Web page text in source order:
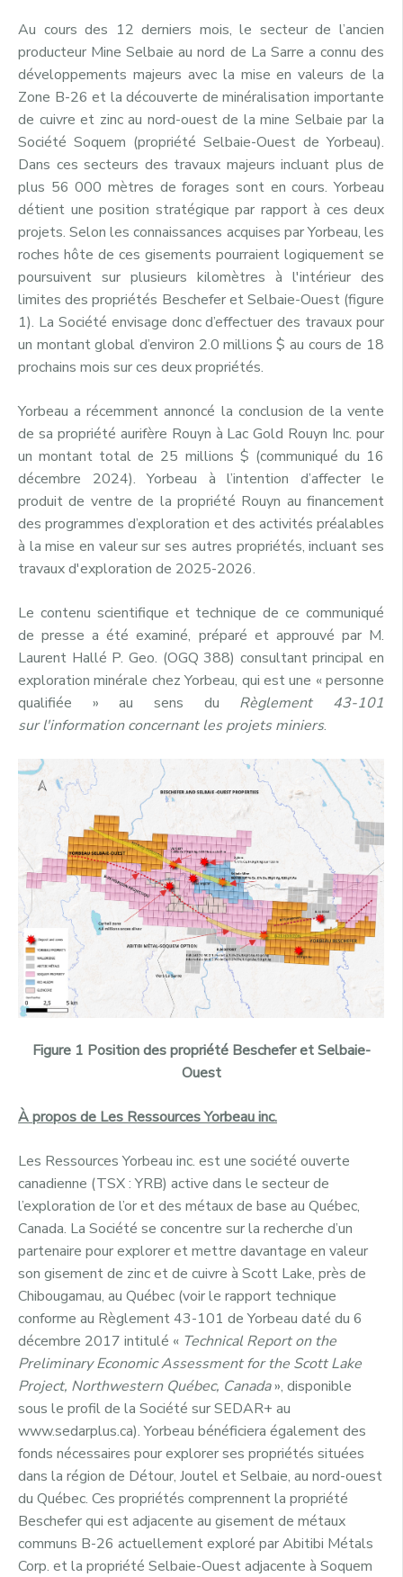
Au cours des 12 derniers mois, le secteur de l’ancien
producteur Mine Selbaie au nord de La Sarre a connu des
développements majeurs avec la mise en valeurs de la
Zone B-26 et la découverte de minéralisation importante
de cuivre et zinc au nord-ouest de la mine Selbaie par la
Société Soquem (propriété Selbaie-Ouest de Yorbeau).
Dans ces secteurs des travaux majeurs incluant plus de
plus 56 000 mètres de forages sont en cours. Yorbeau
détient une position stratégique par rapport à ces deux
projets. Selon les connaissances acquises par Yorbeau, les
roches hôte de ces gisements pourraient logiquement se
poursuivent sur plusieurs kilomètres à l'intérieur des
limites des propriétés Beschefer et Selbaie-Ouest (figure
1). La Société envisage donc d’effectuer des travaux pour
un montant global d’environ 2.0 millions $ au cours de 18
prochains mois sur ces deux propriétés.
Yorbeau a récemment annoncé la conclusion de la vente
de sa propriété aurifère Rouyn à Lac Gold Rouyn Inc. pour
un montant total de 25 millions $ (communiqué du 16
décembre 2024). Yorbeau à l’intention d’affecter le
produit de ventre de la propriété Rouyn au financement
des programmes d’exploration et des activités préalables
à la mise en valeur sur ses autres propriétés, incluant ses
travaux d'exploration de 2025-2026.
Le contenu scientifique et technique de ce communiqué
de presse a été examiné, préparé et approuvé par M.
Laurent Hallé P. Geo. (OGQ 388) consultant principal en
exploration minérale chez Yorbeau, qui est une « personne
qualifiée » au sens du Règlement 43-101
sur l'information concernant les projets miniers.
Figure 1 Position des propriété Beschefer et Selbaie-
Ouest
À propos de Les Ressources Yorbeau inc.
Les Ressources Yorbeau inc. est une société ouverte
canadienne (TSX : YRB) active dans le secteur de
l’exploration de l’or et des métaux de base au Québec,
Canada. La Société se concentre sur la recherche d’un
partenaire pour explorer et mettre davantage en valeur
son gisement de zinc et de cuivre à Scott Lake, près de
Chibougamau, au Québec (voir le rapport technique
conforme au Règlement 43-101 de Yorbeau daté du 6
décembre 2017 intitulé « Technical Report on the
Preliminary Economic Assessment for the Scott Lake
Project, Northwestern Québec, Canada», disponible
sous le profil de la Société sur SEDAR+ au
www.sedarplus.ca). Yorbeau bénéficiera également des
fonds nécessaires pour explorer ses propriétés situées
dans la région de Détour, Joutel et Selbaie, au nord-ouest
du Québec. Ces propriétés comprennent la propriété
Beschefer qui est adjacente au gisement de métaux
communs B-26 actuellement exploré par Abitibi Métals
Corp. et la propriété Selbaie-Ouest adjacente à Soquem